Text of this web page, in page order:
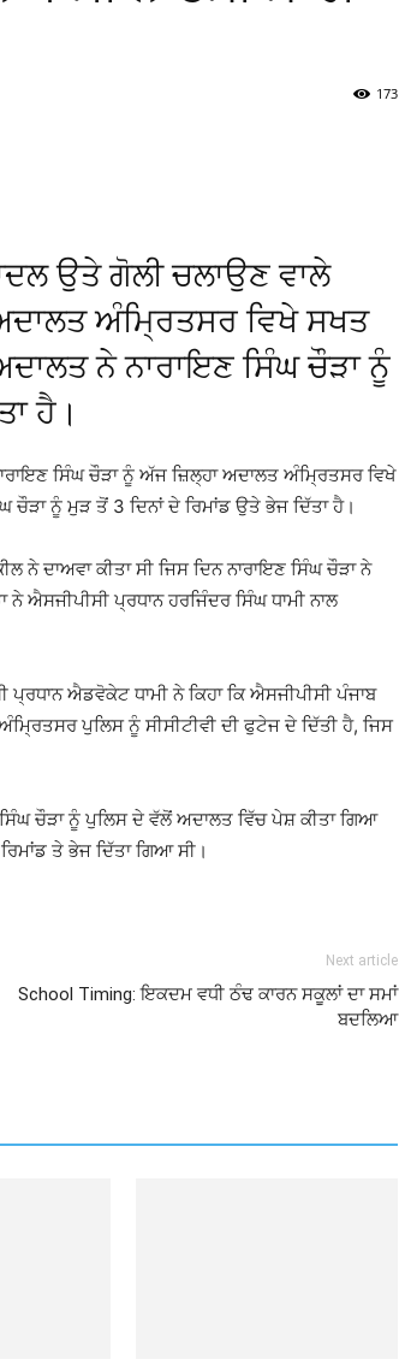
173
ਉਤੇ ਗੋਲੀ ਚਲਾਉਣ ਵਾਲੇ
ਅੰਮ੍ਰਿਤਸਰ ਵਿਖੇ ਸਖਤ
ਨੇ ਨਾਰਾਇਣ ਸਿੰਘ ਚੌੜਾ ਨੂੰ
ਹੈ।
ਸਿੰਘ ਚੌੜਾ ਨੂੰ ਅੱਜ ਜ਼ਿਲ੍ਹਾ ਅਦਾਲਤ ਅੰਮ੍ਰਿਤਸਰ ਵਿਖੇ
ਨੂੰ ਮੁੜ ਤੋਂ 3 ਦਿਨਾਂ ਦੇ ਰਿਮਾਂਡ ਉਤੇ ਭੇਜ ਦਿੱਤਾ ਹੈ।
ਦਾਅਵਾ ਕੀਤਾ ਸੀ ਜਿਸ ਦਿਨ ਨਾਰਾਇਣ ਸਿੰਘ ਚੌੜਾ ਨੇ
ਐਸਜੀਪੀਸੀ ਪ੍ਰਧਾਨ ਹਰਜਿੰਦਰ ਸਿੰਘ ਧਾਮੀ ਨਾਲ
ਐਡਵੋਕੇਟ ਧਾਮੀ ਨੇ ਕਿਹਾ ਕਿ ਐਸਜੀਪੀਸੀ ਪੰਜਾਬ
ਪੁਲਿਸ ਨੂੰ ਸੀਸੀਟੀਵੀ ਦੀ ਫੁਟੇਜ ਦੇ ਦਿੱਤੀ ਹੈ, ਜਿਸ
ਚੌੜਾ ਨੂੰ ਪੁਲਿਸ ਦੇ ਵੱਲੋਂ ਅਦਾਲਤ ਵਿੱਚ ਪੇਸ਼ ਕੀਤਾ ਗਿਆ
ਤੇ ਭੇਜ ਦਿੱਤਾ ਗਿਆ ਸੀ।
Next article
School Timing: ਇਕਦਮ ਵਧੀ ਠੰਢ ਕਾਰਨ ਸਕੂਲਾਂ ਦਾ ਸਮਾਂ
ਬਦਲਿਆ